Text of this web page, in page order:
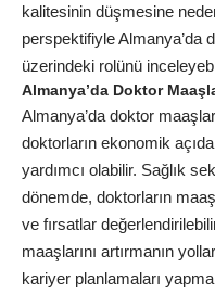
kalitesinin düşmesine
perspektifiyle Almanya’da
üzerindeki rolünü
Almanya’da Doktor
Almanya’da doktor
doktorların ekonomik
yardımcı olabilir. Sağlık
dönemde, doktorların
ve fırsatlar
maaşlarını artırmanın
kariyer planlamaları